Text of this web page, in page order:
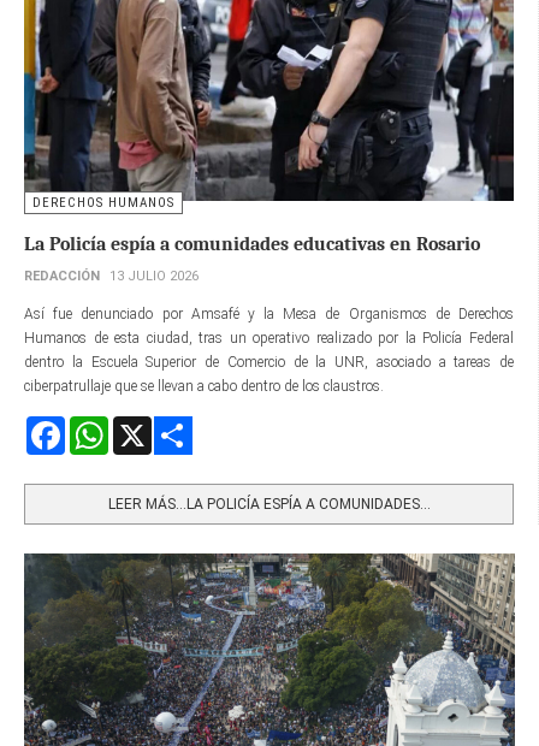
DERECHOS HUMANOS
La Policía espía a comunidades educativas en Rosario
REDACCIÓN 13 JULIO 2026
Así fue denunciado por Amsafé y la Mesa de Organismos de Derechos
Humanos de esta ciudad, tras un operativo realizado por la Policía Federal
dentro la Escuela Superior de Comercio de la UNR, asociado a tareas de
ciberpatrullaje que se llevan a cabo dentro de los claustros.
FacebookWhatsApp
LEER MÁS…LA POLICÍA ESPÍA A COMUNIDADES...